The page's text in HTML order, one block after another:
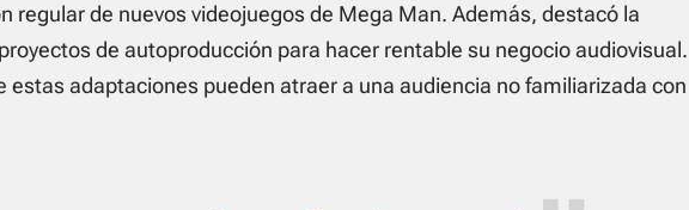
regular de nuevos videojuegos de Mega Man. Además, destacó la
de autoproducción para hacer rentable su negocio audiovisual.
estas adaptaciones pueden atraer a una audiencia no familiarizada con